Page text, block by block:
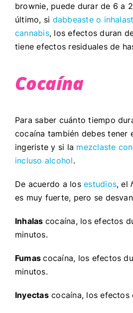
brownie, puede durar de 6 a
último, si dabbeaste o
cannabis, los efectos duran
tiene efectos residuales de
Cocaína
Para saber cuánto tiempo
cocaína también debes tener
ingeriste y si la mezclaste
incluso alcohol.
De acuerdo a losestudios, el
es muy fuerte, pero se
Inhalas cocaína, los efectos
minutos.
Fumascocaína, los efectos
minutos.
Inyectascocaína, los efectos